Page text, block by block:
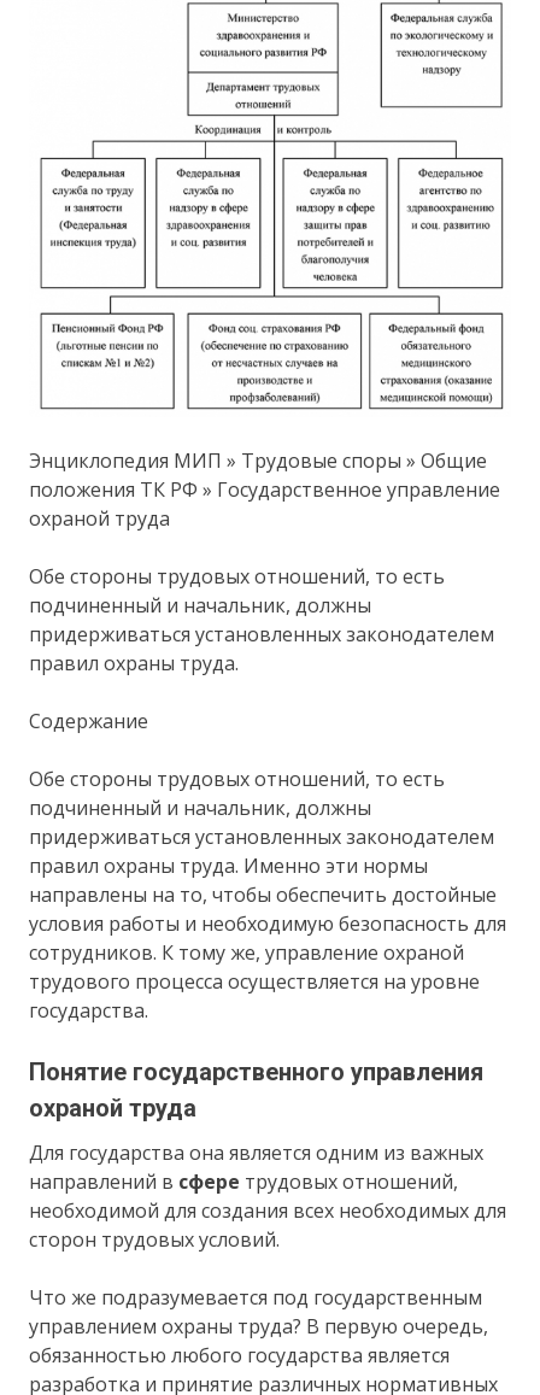
Энциклопедия МИП » Трудовые споры » Общие
положения ТК РФ » Государственное управление
охраной труда
Обе стороны трудовых отношений, то есть
подчиненный и начальник, должны
придерживаться установленных законодателем
правил охраны труда.
Содержание
Обе стороны трудовых отношений, то есть
подчиненный и начальник, должны
придерживаться установленных законодателем
правил охраны труда. Именно эти нормы
направлены на то, чтобы обеспечить достойные
условия работы и необходимую безопасность для
сотрудников. К тому же, управление охраной
трудового процесса осуществляется на уровне
государства.
Понятие государственного управления
охраной труда
Для государства она является одним из важных
направлений в сфере трудовых отношений,
необходимой для создания всех необходимых для
сторон трудовых условий.
Что же подразумевается под государственным
управлением охраны труда? В первую очередь,
обязанностью любого государства является
разработка и принятие различных нормативных